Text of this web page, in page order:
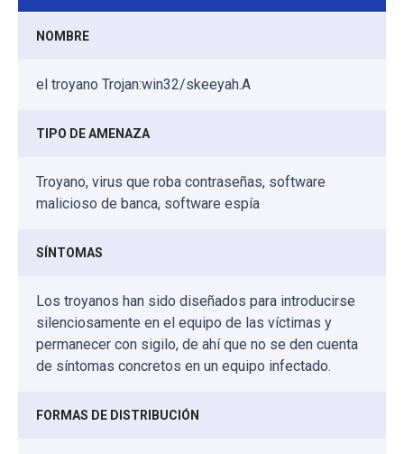
NOMBRE
el troyano Trojan:win32/skeeyah.A
TIPO DE AMENAZA
Troyano, virus que roba contraseñas, software
malicioso de banca, software espía
SÍNTOMAS
Los troyanos han sido diseñados para introducirse
silenciosamente en el equipo de las víctimas y
permanecer con sigilo, de ahí que no se den cuenta
de síntomas concretos en un equipo infectado.
FORMAS DE DISTRIBUCIÓN